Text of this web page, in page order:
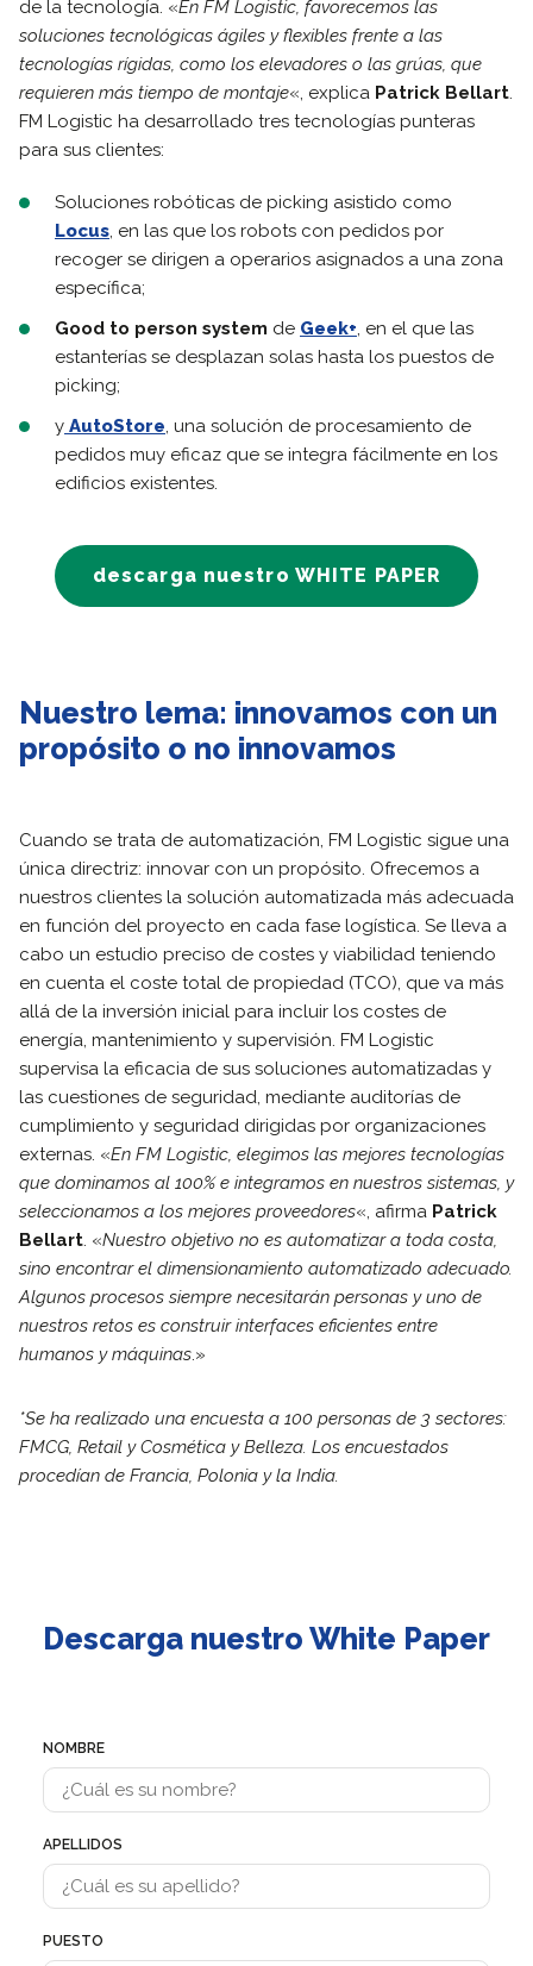
de la tecnología. «En FM Logistic, favorecemos las
soluciones tecnológicas ágiles y flexibles frente a las
tecnologías rígidas, como los elevadores o las grúas, que
requieren más tiempo de montaje«, explica Patrick Bellart.
FM Logistic ha desarrollado tres tecnologías punteras
para sus clientes:
Soluciones robóticas de picking asistido como
Locus, en las que los robots con pedidos por
recoger se dirigen a operarios asignados a una zona
específica;
Good to person system de Geek+, en el que las
estanterías se desplazan solas hasta los puestos de
picking;
y AutoStore, una solución de procesamiento de
pedidos muy eficaz que se integra fácilmente en los
edificios existentes.
descarga nuestro WHITE PAPER
Nuestro lema: innovamos con un
propósito o no innovamos
Cuando se trata de automatización, FM Logistic sigue una
única directriz: innovar con un propósito. Ofrecemos a
nuestros clientes la solución automatizada más adecuada
en función del proyecto en cada fase logística. Se lleva a
cabo un estudio preciso de costes y viabilidad teniendo
en cuenta el coste total de propiedad (TCO), que va más
allá de la inversión inicial para incluir los costes de
energía, mantenimiento y supervisión. FM Logistic
supervisa la eficacia de sus soluciones automatizadas y
las cuestiones de seguridad, mediante auditorías de
cumplimiento y seguridad dirigidas por organizaciones
externas. «En FM Logistic, elegimos las mejores tecnologías
que dominamos al 100% e integramos en nuestros sistemas, y
seleccionamos a los mejores proveedores«, afirma Patrick
Bellart. «Nuestro objetivo no es automatizar a toda costa,
sino encontrar el dimensionamiento automatizado adecuado.
Algunos procesos siempre necesitarán personas y uno de
nuestros retos es construir interfaces eficientes entre
humanos y máquinas.»
*Se ha realizado una encuesta a 100 personas de 3 sectores:
FMCG, Retail y Cosmética y Belleza. Los encuestados
procedían de Francia, Polonia y la India.
Descarga nuestro White Paper